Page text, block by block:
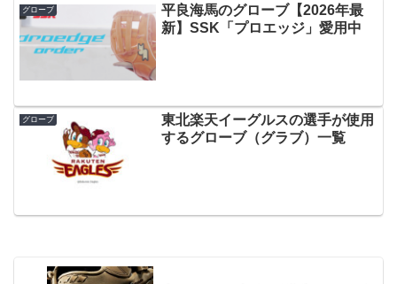
グローブ
平良海馬のグローブ【2026年最
新】SSK「プロエッジ」愛用中
グローブ
東北楽天イーグルスの選手が使用
するグローブ（グラブ）一覧